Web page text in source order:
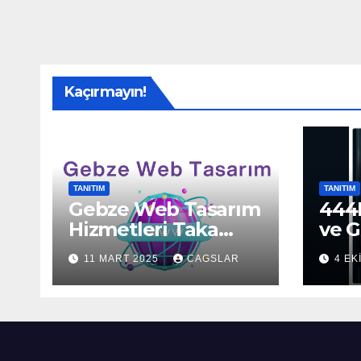
Kaçırmayın!
TANITIM
Gebze Web Tasarım
Hizmetleri Taka
Bilişim’de!
11 MART 2025 CAGSLAR
TANITIM
ve
4